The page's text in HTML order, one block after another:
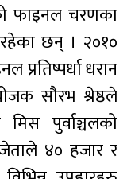
फाइनल चरणका
छन् । २०१०
प्रतिष्पर्धा धरान
सौरभ श्रेष्ठले
पुर्वाञ्चलको
४० हजार र